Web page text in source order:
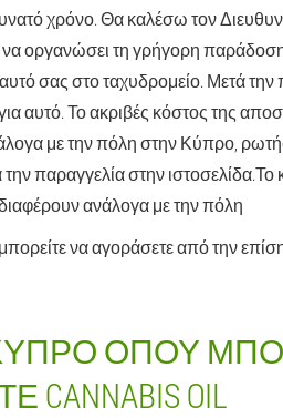
χρόνο. Θα καλέσω τον
να οργανώσει τη γρήγορη
σας στο ταχυδρομείο. Μετά
αυτό. Το ακριβές κόστος της
με την πόλη στην Κύπρο,
παραγγελία στην
ανάλογα με την πόλη
να αγοράσετε από την
ΌΠΟΥ
OIL